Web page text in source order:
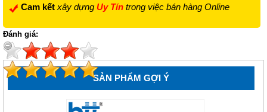
Cam kết xây dựng Uy Tín trong việc bán hàng Online
Đánh giá:
SẢN PHẨM GỢI Ý